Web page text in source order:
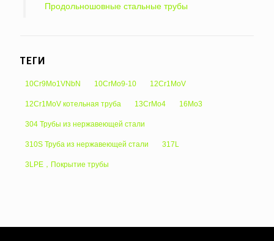
Продольношовные стальные трубы
ТЕГИ
10Cr9Mo1VNbN 10CrMo9-10 12Cr1MoV
12Cr1MoV котельная труба 13CrMo4 16Mo3
304 Трубы из нержавеющей стали
310S Труба из нержавеющей стали 317L
3LPE，Покрытие трубы